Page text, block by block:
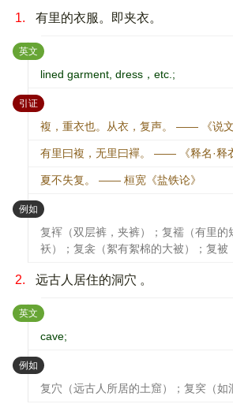
1. 有里的衣服。即夹衣。
英文 ：
lined garment, dress，etc.;
引证：
複，重衣也。从衣，复声。 —— 《说文
有里曰複，无里曰襌。 —— 《释名·释
夏不失复。 —— 桓宽《盐铁论》
例如 ：
复裈（双层裤，夹裤）；复襦（有里的
袄）；复衾（絮有絮棉的大被）；复被
2. 远古人居住的洞穴 。
英文 ：
cave;
例如 ：
复穴（远古人所居的土窟）；复穾（如